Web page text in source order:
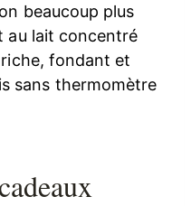
beaucoup plus
au lait concentré
fondant et
sans thermomètre